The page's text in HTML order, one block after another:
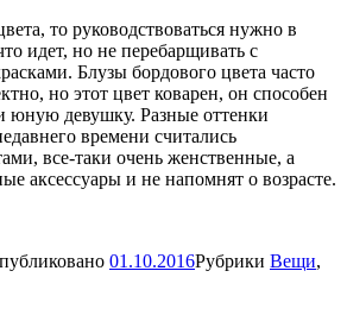
то руководствоваться нужно в
идет, но не перебарщивать с
Блузы бордового цвета часто
но этот цвет коварен, он способен
юную девушку. Разные оттенки
времени считались
все-таки очень женственные, а
аксессуары и не напомнят о возрасте.
01.10.2016Рубрики Вещи,